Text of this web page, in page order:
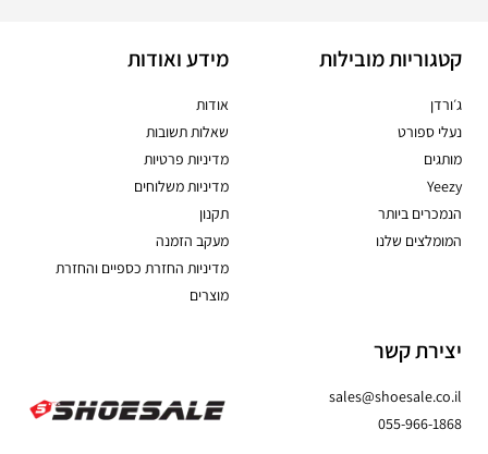
קטגוריות מובילות
ג׳ורדן
נעלי ספורט
מותגים
Yeezy
הנמכרים ביותר
המומלצים שלנו
מידע ואודות
אודות
שאלות תשובות
מדיניות פרטיות
מדיניות משלוחים
תקנון
מעקב הזמנה
מדיניות החזרת כספיים והחזרת
מוצרים
יצירת קשר
sales@shoesale.co.il
055-966-1868